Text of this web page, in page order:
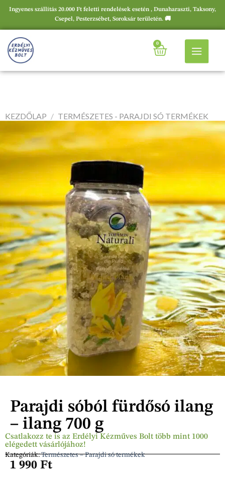
Ingyenes szállítás 20.000 Ft feletti rendelések esetén , Dunaharaszti, Taksony,
Csepel, Pesterzsébet, Soroksár területén. 🚚
0
Csatlakozz te is az Erdélyi Kézműves Bolt több mint 1000
elégedett vásárlójához!
Kategóriák:Természetes – Parajdi só termékek
Parajdi sóból fürdősó ilang
– ilang 700 g
1 990 Ft
KEZDŐLAP / TERMÉSZETES - PARAJDI SÓ TERMÉKEK